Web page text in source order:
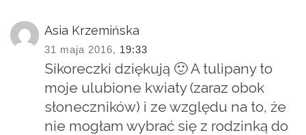
Asia Krzemińska
31 maja 2016, 19:33
Sikoreczki dziękują 🙂 A tulipany to
moje ulubione kwiaty (zaraz obok
słoneczników) i ze względu na to, że
nie mogłam wybrać się z rodzinką do